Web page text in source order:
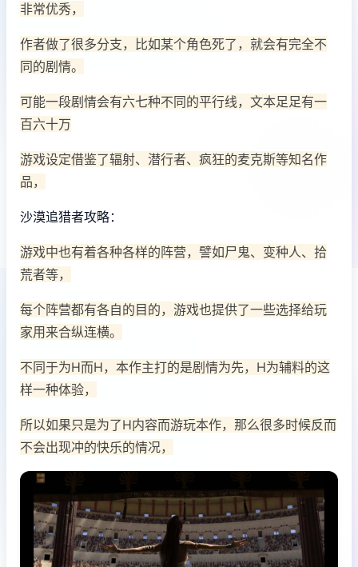
非常优秀，
作者做了很多分支，比如某个角色死了，就会有完全不
同的剧情。
可能一段剧情会有六七种不同的平行线，文本足足有一
百六十万
游戏设定借鉴了辐射、潜行者、疯狂的麦克斯等知名作
品，
沙漠追猎者攻略：
游戏中也有着各种各样的阵营，譬如尸鬼、变种人、拾
荒者等，
每个阵营都有各自的目的，游戏也提供了一些选择给玩
家用来合纵连横。
不同于为H而H，本作主打的是剧情为先，H为辅料的这
样一种体验，
所以如果只是为了H内容而游玩本作，那么很多时候反而
不会出现冲的快乐的情况，